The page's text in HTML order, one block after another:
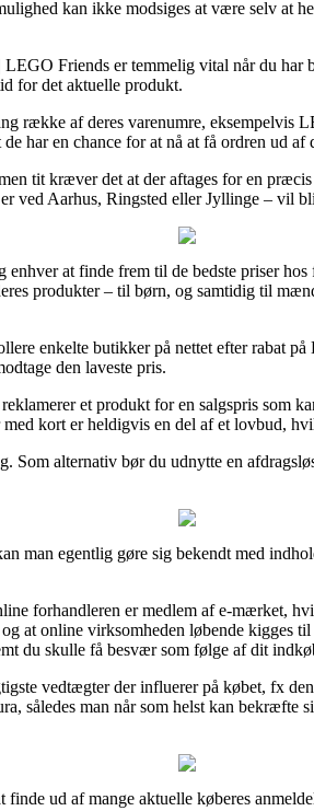
kan ikke modsiges at være selv at
Friends er temmelig vital når du har
for det aktuelle produkt.
række af deres varenumre, eksempelvis
har en chance for at nå at få ordren ud
tit kræver det at der aftages for en
ved Aarhus, Ringsted eller Jyllinge – vil
at finde frem til de bedste priser
produkter – til børn, og samtidig til
enkelte butikker på nettet efter rabat
den laveste pris.
et produkt for en salgspris som
kort er heldigvis en del af et lovbud,
Som alternativ bør du udnytte en
man egentlig gøre sig bekendt med
forhandleren er medlem af e-mærket,
at online virksomheden løbende kigges
du skulle få besvær som følge af dit
vedtægter der influerer på købet, fx
således man når som helst kan
ud af mange aktuelle køberes